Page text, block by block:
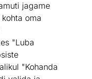
jagame
oma
"Luba
"Kohanda